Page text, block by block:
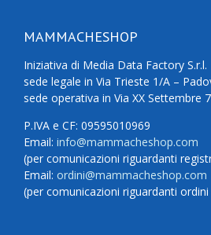
MAMMACHESHOP
Iniziativa di Media Data Factory S.r.l.
sede legale in Via Trieste 1/A –
sede operativa in Via XX Settembre
P.IVA e CF: 09595010969
Email: info@mammacheshop.com
(per comunicazioni riguardanti
Email: ordini@mammacheshop.com
(per comunicazioni riguardanti ordini